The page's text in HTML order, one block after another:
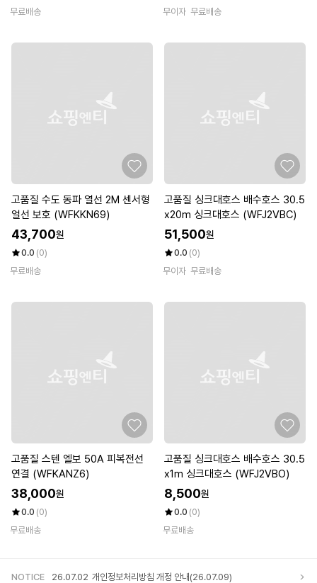
무료배송
무이자 무료배송
고품질 수도 동파 열선 2M 센서형
얼선 보호 (WFKKN69)
43,700원
0.0 (0)
무료배송
고품질 싱크대호스 배수호스 30.5
x20m 싱크대호스 (WFJ2VBC)
51,500원
0.0 (0)
무이자 무료배송
고품질 스텐 엘보 50A 피복전선
연결 (WFKANZ6)
38,000원
0.0 (0)
무료배송
고품질 싱크대호스 배수호스 30.5
x1m 싱크대호스 (WFJ2VBO)
8,500원
0.0 (0)
무료배송
NOTICE 26.07.02 개인정보처리방침 개정 안내(26.07.09)